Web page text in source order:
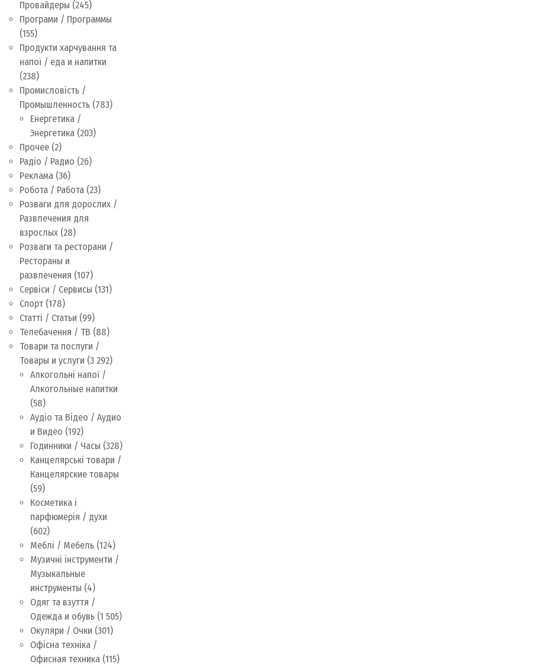
Провайдеры (245)
Програми / Программы
(155)
Продукти харчування та
напої / еда и напитки
(238)
Промисловість /
Промышленность (783)
Енергетика /
Энергетика (203)
Прочее (2)
Радіо / Радио (26)
Реклама (36)
Робота / Работа (23)
Розваги для дорослих /
Развлечения для
взрослых (28)
Розваги та ресторани /
Рестораны и
развлечения (107)
Сервіси / Сервисы (131)
Спорт (178)
Статті / Статьи (99)
Телебачення / ТВ (88)
Товари та послуги /
Товары и услуги (3 292)
Алкогольні напої /
Алкогольные напитки
(58)
Аудіо та Відео / Аудио
и Видео (192)
Годинники / Часы (328)
Канцелярські товари /
Канцелярские товары
(59)
Косметика і
парфюмерія / духи
(602)
Меблі / Мебель (124)
Музичні інструменти /
Музыкальные
инструменты (4)
Одяг та взуття /
Одежда и обувь (1 505)
Окуляри / Очки (301)
Офісна техніка /
Офисная техника (115)